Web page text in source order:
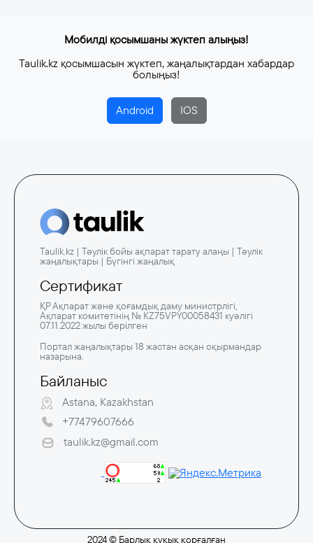
Мобилді қосымшаны жүктеп алыңыз!
Taulik.kz қосымшасын жүктеп, жаңалықтардан хабардар
болыңыз!
Android IOS
Taulik.kz | Тәулік бойы ақпарат тарату алаңы | Тәулік
жаңалықтары | Бүгінгі жаңалық
Сертификат
ҚР Ақпарат және қоғамдық даму министрлігі,
Ақпарат комитетінің № KZ75VPY00058431 куәлігі
07.11.2022 жылы берілген
Портал жаңалықтары 18 жастан асқан оқырмандар
назарына.
Байланыс
Astana, Kazakhstan
+77479607666
taulik.kz@gmail.com
2024 © Барлық құқық қорғалған